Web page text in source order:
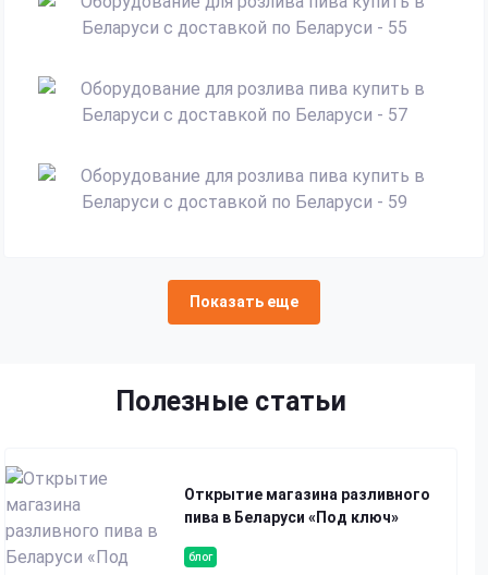
Показать еще
Полезные статьи
блог
Открытие магазина разливного
пива в Беларуси «Под ключ»